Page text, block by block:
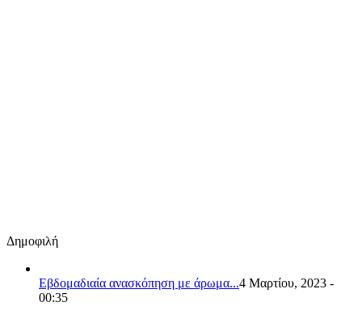
Δημοφιλή
Εβδομαδιαία ανασκόπηση με άρωμα...4 Μαρτίου, 2023 -
00:35